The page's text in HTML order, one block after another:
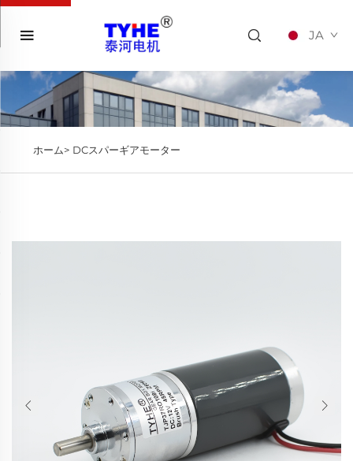
JA
ホーム> DCスパーギアモーター